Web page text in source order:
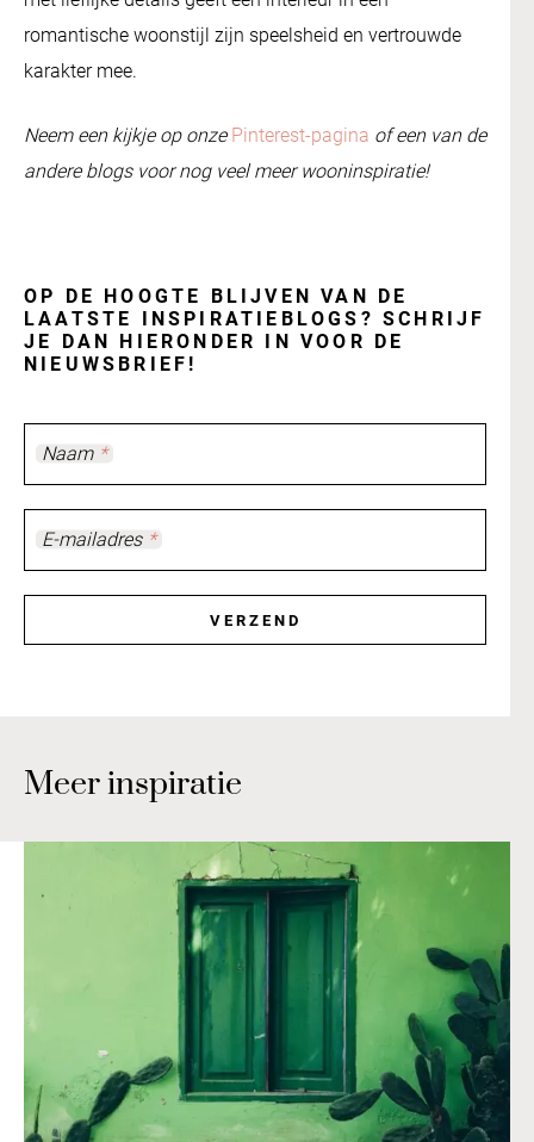
romantische woonstijl zijn speelsheid en vertrouwde
karakter mee.
Neem een kijkje op onze Pinterest-pagina of een van de
andere blogs voor nog veel meer wooninspiratie!
OP DE HOOGTE BLIJVEN VAN DE
LAATSTE INSPIRATIEBLOGS? SCHRIJF
JE DAN HIERONDER IN VOOR DE
NIEUWSBRIEF!
Naam *
E-mailadres *
VERZEND
Meer inspiratie